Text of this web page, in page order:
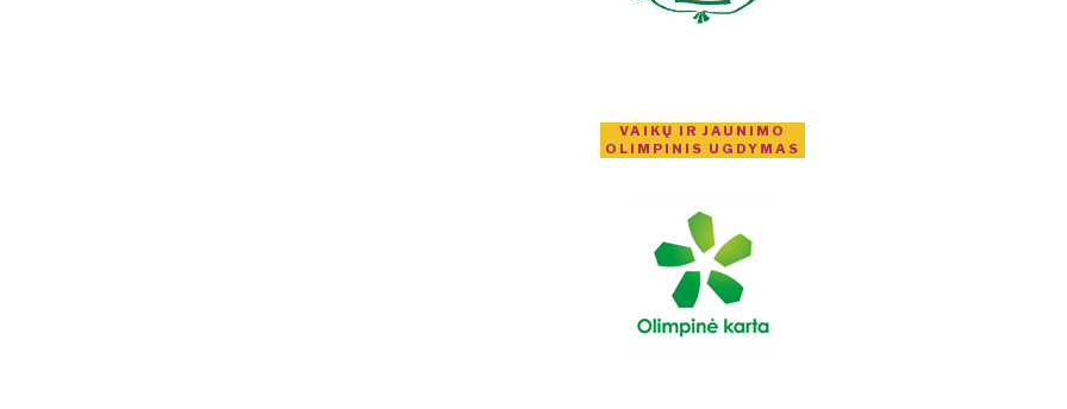
VAIKŲ IR JAUNIMO
OLIMPINIS UGDYMAS